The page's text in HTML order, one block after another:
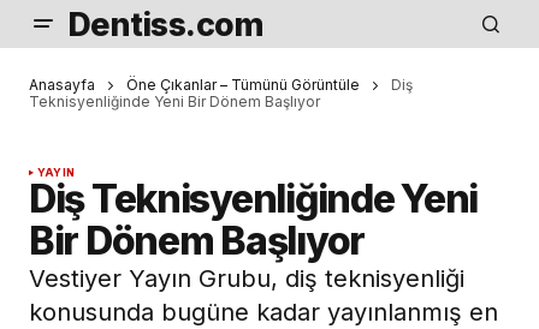
Dentiss.com
Anasayfa Öne Çıkanlar – Tümünü Görüntüle
Diş
Teknisyenliğinde Yeni Bir Dönem Başlıyor
YAYIN
Diş Teknisyenliğinde Yeni
Bir Dönem Başlıyor
Vestiyer Yayın Grubu, diş teknisyenliği
konusunda bugüne kadar yayınlanmış en